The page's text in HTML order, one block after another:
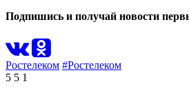
Подпишись и получай новости
Ростелеком #Ростелеком
5 5 1